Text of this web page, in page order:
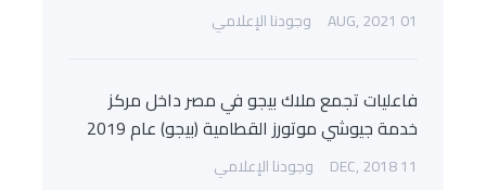
01 AUG, 2021 وجودنا الإعلامي
فاعليات تجمع ملاك بيجو في مصر داخل مركز
خدمة جيوشي موتورز القطامية (بيجو) عام 2019
11 DEC, 2018 وجودنا الإعلامي